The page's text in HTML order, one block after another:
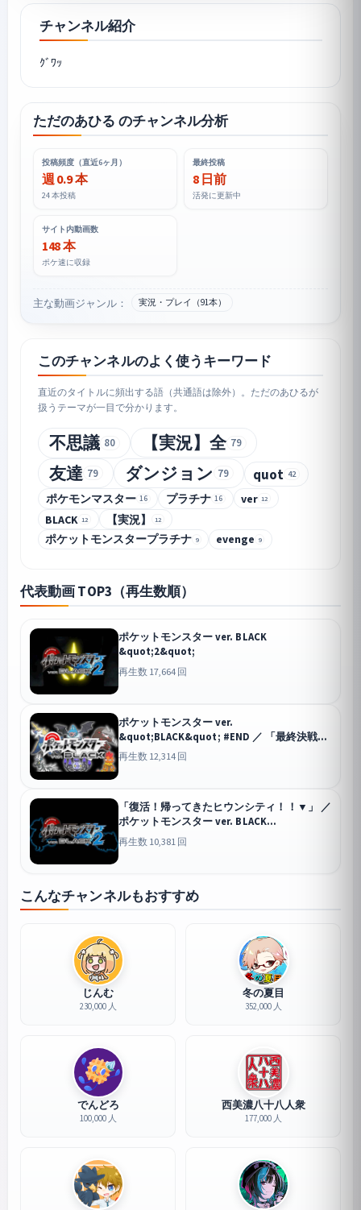
チャンネル紹介
ｸﾞﾜｯ
ただのあひる のチャンネル分析
投稿頻度（直近6ヶ月）
週 0.9 本
24 本投稿
最終投稿
8 日前
活発に更新中
サイト内動画数
148 本
ポケ速に収録
主な動画ジャンル： 実況・プレイ（91本）
このチャンネルのよく使うキーワード
直近のタイトルに頻出する語（共通語は除外）。ただのあひるが
扱うテーマが一目で分かります。
不思議 80 【実況】全 79
友達 79 ダンジョン 79 quot 42
ポケモンマスター 16 プラチナ 16 ver 12
BLACK 12 【実況】 12
ポケットモンスタープラチナ 9 evenge 9
代表動画 TOP3（再生数順）
ポケットモンスター ver. BLACK
&quot;2&quot;
再生数 17,664 回
ポケットモンスター ver.
&quot;BLACK&quot; #END ／ 「最終決戦！
四天王&amp;チャンピオン&amp;プラズマ
団！！▼」
再生数 12,314 回
「復活！帰ってきたヒウンシティ！！▼」 ／
ポケットモンスター ver. BLACK
再生数 10,381 回
こんなチャンネルもおすすめ
じんむ
230,000 人
冬の夏目
352,000 人
でんどろ
100,000 人
西美濃八十八人衆
177,000 人